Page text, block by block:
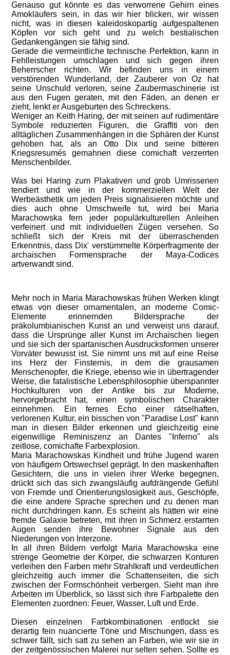
Genauso gut könnte es das verworrene Gehirn eines
Amokläufers sein, in das wir hier blicken, wir wissen
nicht, was in diesen kaleidoskopartig aufgespaltenen
Köpfen vor sich geht und zu welch bestialischen
Gedankengängen sie fähig sind.
Gerade die vermeintliche technische Perfektion, kann in
Fehlleistungen umschlagen und sich gegen ihren
Beherrscher richten. Wir befinden uns in einem
verstörenden Wunderland, der Zauberer von Oz hat
seine Unschuld verloren, seine Zaubermaschinerie ist
aus den Fugen geraten, mit den Fäden, an denen er
zieht, lenkt er Ausgeburten des Schreckens.
Weniger an Keith Haring, der mit seinen auf rudimentäre
Symbole reduzierten Figuren, die Graffiti von den
alltäglichen Zusammenhängen in die Sphären der Kunst
gehoben hat, als an Otto Dix und seine bitteren
Kriegsresumés gemahnen diese comichaft verzerrten
Menschenbilder.
Was bei Haring zum Plakativen und grob Umrissenen
tendiert und wie in der kommerziellen Welt der
Werbeästhetik um jeden Preis signalisieren möchte und
dies auch ohne Umschweife tut, wird bei Maria
Marachowska fern jeder populärkulturellen Anleihen
verfeinert und mit individuellen Zügen versehen. So
schließt sich der Kreis mit der überraschenden
Erkenntnis, dass Dix' verstümmelte Körperfragmente der
archaischen Formensprache der Maya-Codices
artverwandt sind.
Mehr noch in Maria Marachowskas frühen Werken klingt
etwas von dieser ornamentalen, an moderne Comic-
Elemente erinnernden Bildersprache der
präkolumbianischen Kunst an und verweist uns darauf,
dass die Ursprünge aller Kunst im Archaischen liegen
und sie sich der spartanischen Ausdrucksformen unserer
Vorväter bewusst ist. Sie nimmt uns mit auf eine Reise
ins Herz der Finsternis, in dem die grausamen
Menschenopfer, die Kriege, ebenso wie in übertragender
Weise, die fatalistische Lebensphilosophie überspannter
Hochkulturen von der Antike bis zur Moderne,
hervorgebracht hat, einen symbolischen Charakter
einnehmen. Ein fernes Echo einer rätselhaften,
verlorenen Kultur, ein bisschen von "Paradise Lost" kann
man in diesen Bilder erkennen und gleichzeitig eine
eigenwillige Reminiszenz an Dantes "Inferno" als
zeitlose, comichafte Farbexplosion.
Maria Marachowskas Kindheit und frühe Jugend waren
von häufigem Ortswechsel geprägt. In den maskenhaften
Gesichtern, die uns in vielen ihrer Werke begegnen,
drückt sich das sich zwangsläufig aufdrängende Gefühl
von Fremde und Orientierungslosigkeit aus, Geschöpfe,
die eine andere Sprache sprechen und zu denen man
nicht durchdringen kann. Es scheint als hätten wir eine
fremde Galaxie betreten, mit ihren in Schmerz erstarrten
Augen senden ihre Bewohner Signale aus den
Niederungen von Interzone.
In all ihren Bildern verfolgt Maria Marachowska eine
strenge Geometrie der Körper, die schwarzen Konturen
verleihen den Farben mehr Strahlkraft und verdeutlichen
gleichzeitig auch immer die Schattenseiten, die sich
zwischen der Formschönheit verbergen. Sieht man ihre
Arbeiten im Überblick, so lässt sich ihre Farbpalette den
Elementen zuordnen: Feuer, Wasser, Luft und Erde.
Diesen einzelnen Farbkombinationen entlockt sie
derartig fein nuancierte Töne und Mischungen, dass es
schwer fällt, sich satt zu sehen an Farben, wie wir sie in
der zeitgenössischen Malerei nur selten sehen. Sollte es